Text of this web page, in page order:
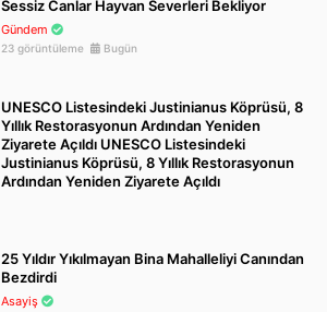
Sessiz Canlar Hayvan Severleri Bekliyor
Gündem
23 görüntüleme Bugün
UNESCO Listesindeki Justinianus Köprüsü, 8
Yıllık Restorasyonun Ardından Yeniden
Ziyarete Açıldı UNESCO Listesindeki
Justinianus Köprüsü, 8 Yıllık Restorasyonun
Ardından Yeniden Ziyarete Açıldı
25 Yıldır Yıkılmayan Bina Mahalleliyi Canından
Bezdirdi
Asayiş